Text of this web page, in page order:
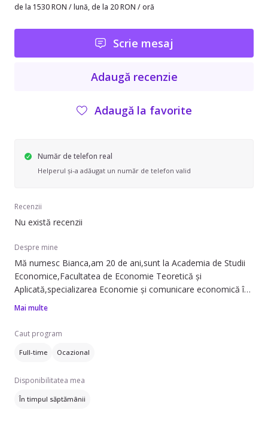
de la 1530 RON / lună, de la 20 RON / oră
Scrie mesaj
Adaugă recenzie
Adaugă la favorite
Număr de telefon real
Helperul și-a adăugat un număr de telefon valid
Recenzii
Nu există recenzii
Despre mine
Mă numesc Bianca,am 20 de ani,sunt la Academia de Studii
Economice,Facultatea de Economie Teoretică și
Aplicată,specializarea Economie și comunicare economică în
afaceri,anul 2.
atentă cu copiii.Mă consider o fire răbdătoare,grijulie și
responsabilă.
De 4 ani pe timp de vară sunt instructor în tabere pentru copii
altfel și nu numai unde interacționez cu copilașii în diferite
moduri distractive și interactive.
Mai multe
Caut program
Full-time Ocazional
Disponibilitatea mea
În timpul săptămânii